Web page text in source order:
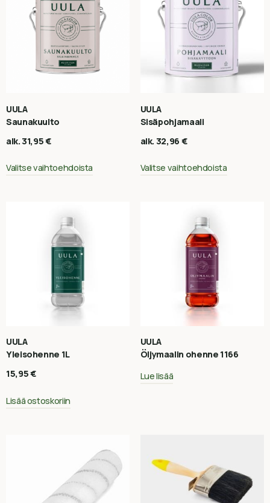
UULA
Saunakuulto
alk.31,95€
Valitse vaihtoehdoista
UULA
Sisäpohjamaali
alk. 32,96 €
Valitse vaihtoehdoista
UULA
Yleisohenne 1L
15,95€
Lisää ostoskoriin
UULA
Öljymaalin ohenne 1166
Lue lisää